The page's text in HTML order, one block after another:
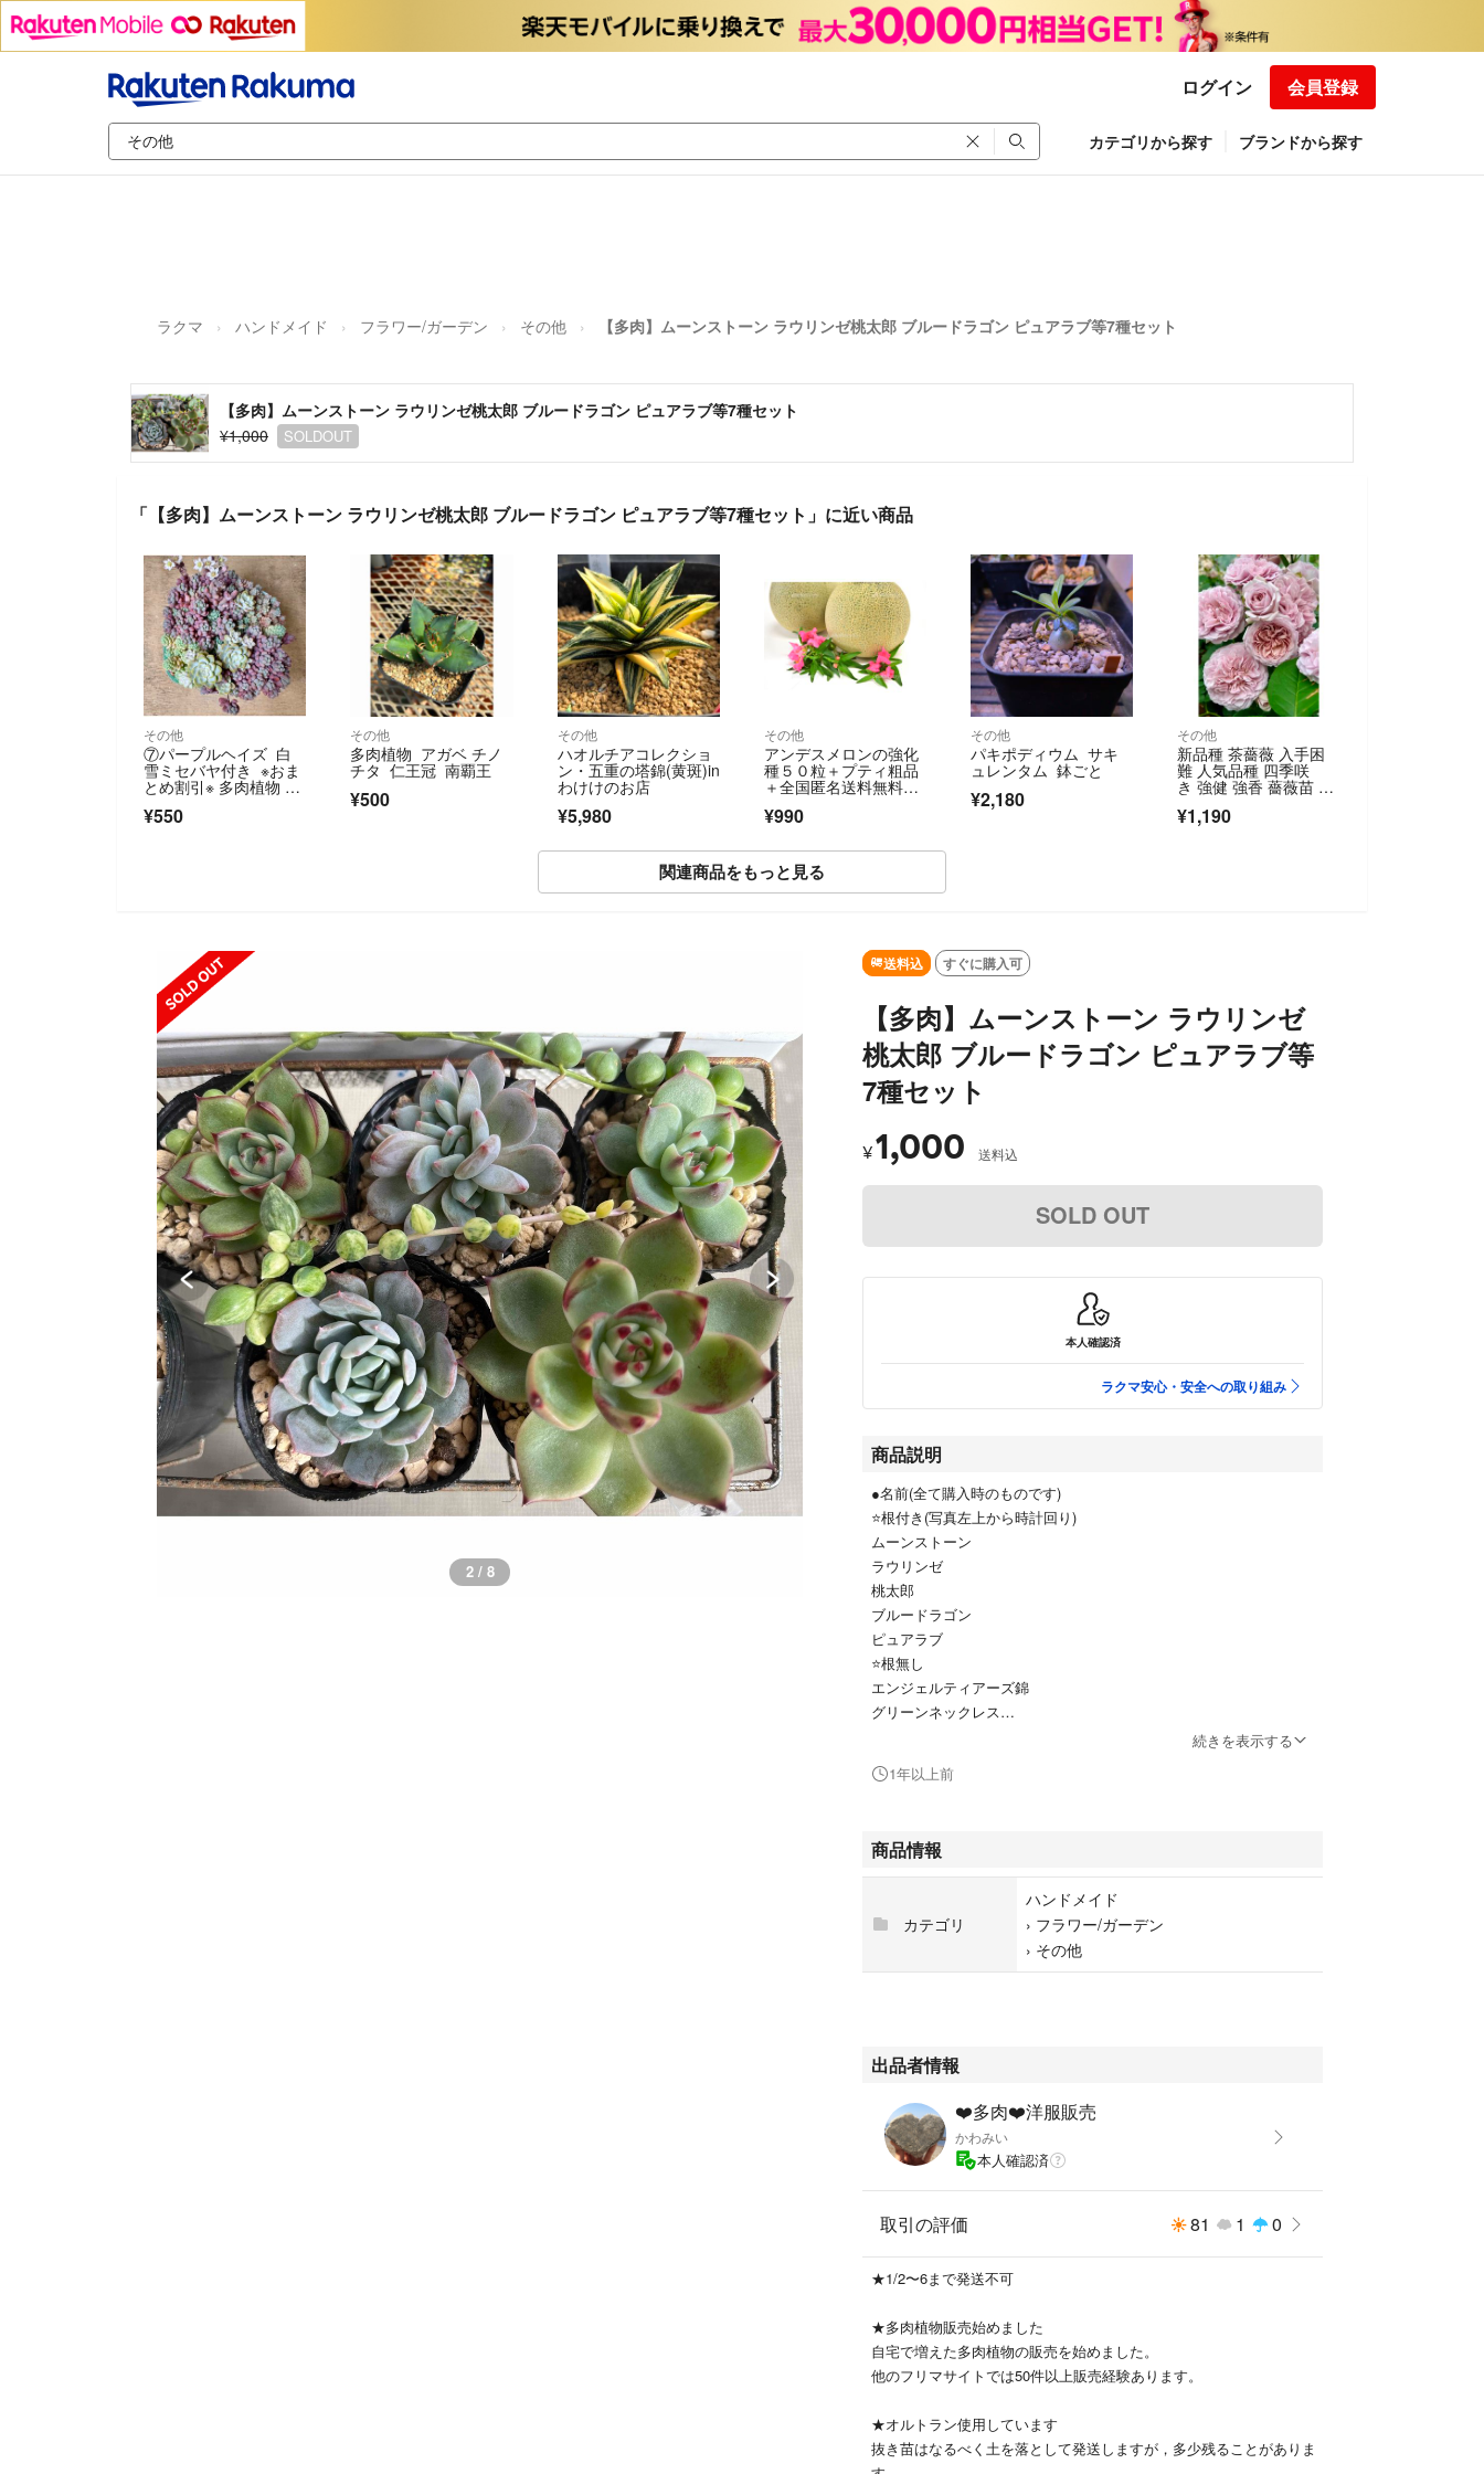
ログイン 会員登録
カテゴリから探す ブランドから探す
ラクマ ハンドメイド フラワー/ガーデン その他 【多肉】ムーンストーン ラウリンゼ桃太郎 ブルードラゴン ピュアラブ等7種セット
【多肉】ムーンストーン ラウリンゼ桃太郎 ブルードラゴン ピュアラブ等7種セット
¥1,000
SOLDOUT
「【多肉】ムーンストーン ラウリンゼ桃太郎 ブルードラゴン ピュアラブ等7種セット」に近い商品
その他
⑦パープルヘイズ 白
雪ミセバヤ付き ※おま
とめ割引※ 多肉植物 セ
ダム カット苗
¥550
その他
多肉植物 アガベ チノ
チタ 仁王冠 南覇王
¥500
その他
ハオルチアコレクショ
ン・五重の塔錦(黄斑)in
わけけのお店
¥5,980
その他
アンデスメロンの強化
種５０粒＋プティ粗品
＋全国匿名送料無料、
同梱可能です ☘
¥990
その他
パキポディウム サキ
ュレンタム 鉢ごと
¥2,180
その他
新品種 茶薔薇 入手困
難 人気品種 四季咲
き 強健 強香 薔薇苗 バ
ラ苗
¥1,190
関連商品をもっと見る
SOLD OUT
2 / 8
送料込 すぐに購入可
【多肉】ムーンストーン ラウリンゼ
桃太郎 ブルードラゴン ピュアラブ等
7種セット
¥1,000 送料込
SOLD OUT
本人確認済
ラクマ安心・安全への取り組み
商品説明
●名前(全て購入時のものです)
⭐️根付き(写真左上から時計回り)
ムーンストーン
ラウリンゼ
桃太郎
ブルードラゴン
ピュアラブ
⭐️根無し
エンジェルティアーズ錦
グリーンネックレス
==============
==============
●商品は写真の現状のものになります。6センチの鉢に入っています。
素人が趣味で育てていますので、お店で買うような完璧な商品ではあ
りません。写真で状態を確認ください。
●根つきのものは微根のもあります。多少土がついていることがあり
●葉挿しで育てたため、親葉があるものは親葉もつけた状態で発送し
ます。(途中で取れてしまう可能性もあります)。
※親葉が枯れている、または、ないものは、親葉なしで送ります。
●第四種郵便でお届けします。お届け日数が極力短くなるように金〜
火曜日までに発送予定です。
多肉にご理解ある方のご購入お待ちしております。
梱包は苗の名前がわかるように種類ごとに名前をつけて、再利用フー
#多肉
#セダム
#エケベリア
#葉挿し苗発芽済
#ムーンストーン
#ラウリンゼ
続きを表示する
1年以上前
商品情報
カテゴリ
ハンドメイド
› フラワー/ガーデン
› その他
出品者情報
❤️多肉❤️洋服販売
かわみい
本人確認済
取引の評価 81 1 0
★1/2〜6まで発送不可
★多肉植物販売始めました
自宅で増えた多肉植物の販売を始めました。
他のフリマサイトでは50件以上販売経験あります。
★オルトラン使用しています
抜き苗はなるべく土を落として発送しますが，多少残ることがありま